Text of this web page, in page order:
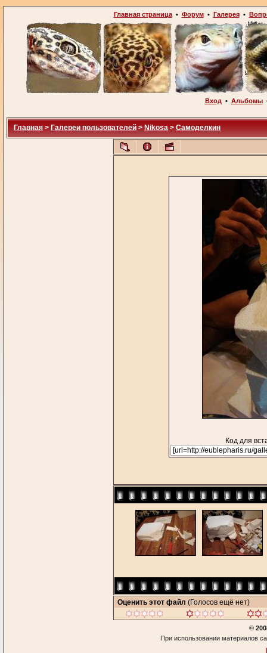
Главная страница• Форум• Галерея•
Вход • Альбомы
Главная > Галереи пользователей > Nikosa > Самоделкин
Код для
Оценить этот файл (Голосов ещё нет)
©
При использовании материалов